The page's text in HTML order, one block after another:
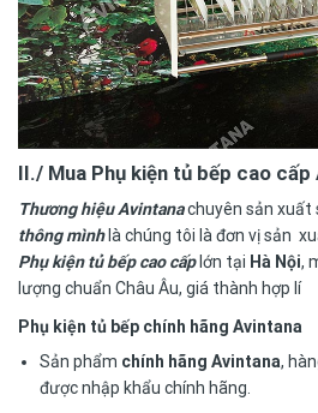
II./ Mua Phụ kiện tủ bếp cao cấp
Thương hiệu Avintanachuyên sản xuất
thông mìnhlà chúng tôi là đơn vị sản
Phụ kiện tủ bếp cao cấplớn tại Hà Nội,
lượng chuẩn Châu Âu, giá thành hợp lí
Phụ kiện tủ bếp chính hãng Avintana
Sản phẩm chính hãng Avintana,
được nhập khẩu chính hãng.